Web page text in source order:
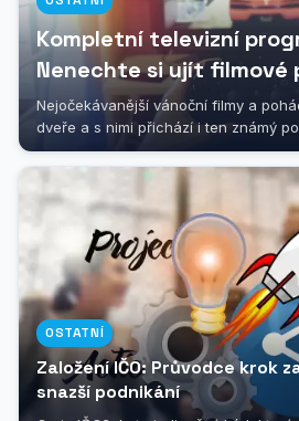
Kompletní televizní
Nenechte si ujít filmové
Nejočekávanější vánoční filmy a
dveře a s nimi přichází i ten známý
sesedne kolem...
OSTATNÍ
Založení IČO: Průvodce krok
snazší podnikání